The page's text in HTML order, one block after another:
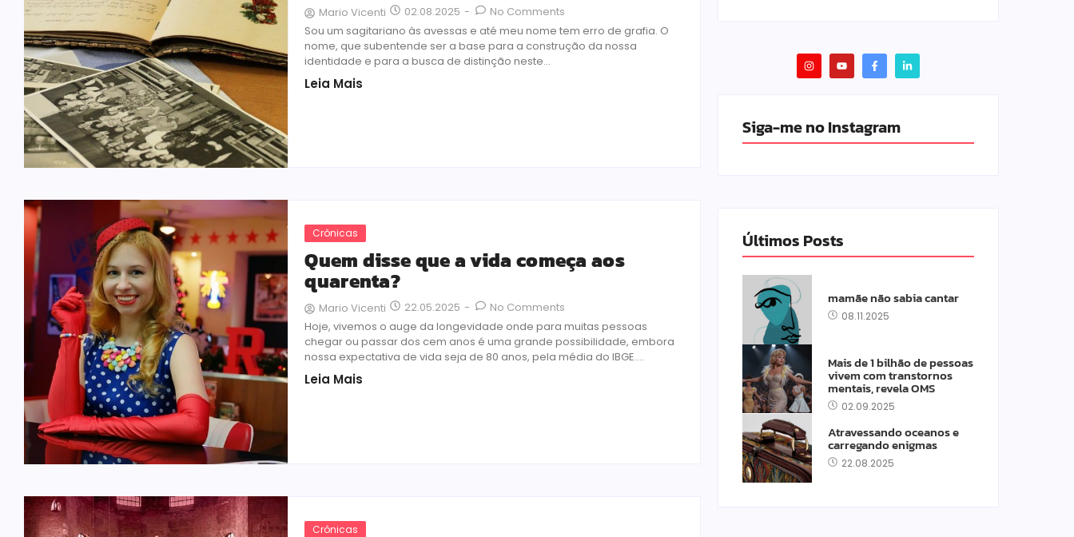
Mario Vicenti 02.08.2025 -
No Comments
Sou um sagitariano às avessas e até meu nome tem erro de grafia. O
nome, que subentende ser a base para a construção da nossa
identidade e para a busca de distinção neste...
Leia Mais
Crônicas
Quem disse que a vida começa aos
quarenta?
Mario Vicenti 22.05.2025 -
No Comments
Hoje, vivemos o auge da longevidade onde para muitas pessoas
chegar ou passar dos cem anos é uma grande possibilidade, embora
nossa expectativa de vida seja de 80 anos, pela média do IBGE....
Leia Mais
Crônicas
Siga-me no Instagram
Últimos Posts
mamãe não sabia cantar
08.11.2025
Mais de 1 bilhão de pessoas
vivem com transtornos
mentais, revela OMS
02.09.2025
Atravessando oceanos e
carregando enigmas
22.08.2025